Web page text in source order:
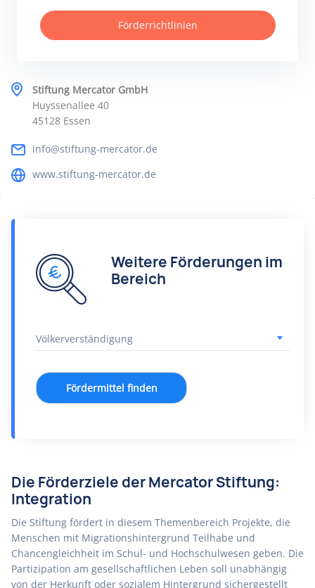
Stiftung Mercator GmbH
Huyssenallee 40
45128 Essen
info@stiftung-mercator.de
www.stiftung-mercator.de
Förderrichtlinien
Weitere Förderungen im
Bereich
Fördermittel finden
Die Förderziele der Mercator Stiftung:
Integration
Die Stiftung fördert in diesem Themenbereich Projekte, die
Menschen mit Migrationshintergrund Teilhabe und
Chancengleichheit im Schul- und Hochschulwesen geben. Die
Partizipation am gesellschaftlichen Leben soll unabhängig
von der Herkunft oder sozialem Hintergrund sichergestellt